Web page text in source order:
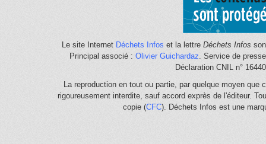
Le site Internet Déchets Infos et la lettre Déchets Infos
Principal associé : Olivier Guichardaz . Service de
Déclaration CNIL n°
La reproduction en tout ou partie, par quelque moyen
rigoureusement interdite, sauf accord exprès de l'éditeur.
copie (CFC). Déchets Infos est une